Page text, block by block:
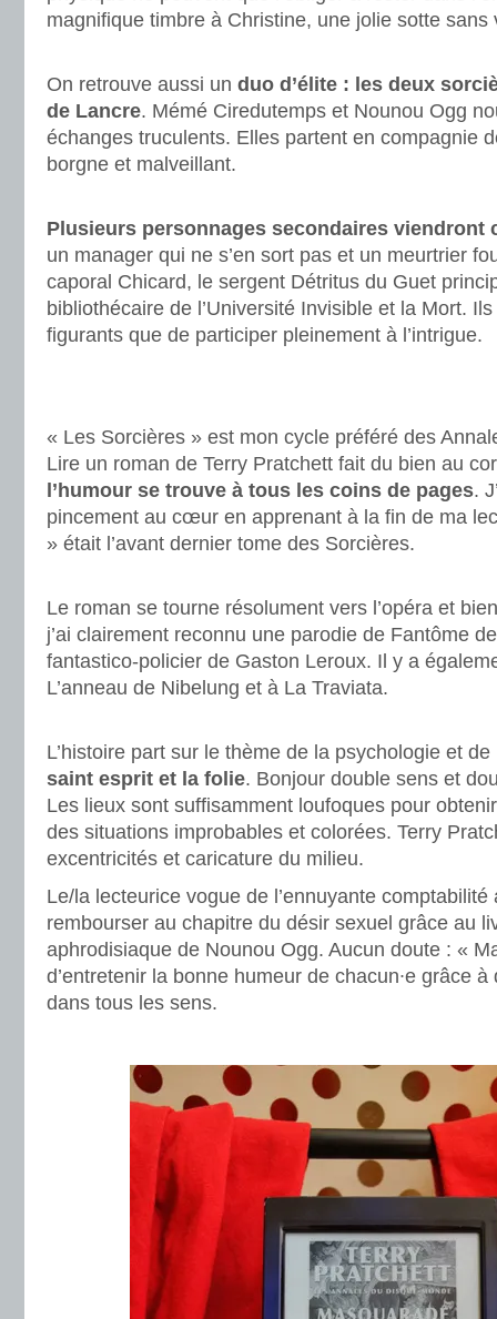
magnifique timbre à Christine, une jolie sotte sans
On retrouve aussi un duo d’élite : les deux
de Lancre. Mémé Ciredutemps et Nounou Ogg
échanges truculents. Elles partent en compagnie
borgne et malveillant.
Plusieurs personnages secondaires viendront
un manager qui ne s’en sort pas et un meurtrier
caporal Chicard, le sergent Détritus du Guet
bibliothécaire de l’Université Invisible et la Mort.
figurants que de participer pleinement à l’intrigue.
« Les Sorcières » est mon cycle préféré des
Lire un roman de Terry Pratchett fait du bien au
l’humour se trouve à tous les coins de pages.
pincement au cœur en apprenant à la fin de ma
» était l’avant dernier tome des Sorcières.
Le roman se tourne résolument vers l’opéra et
j’ai clairement reconnu une parodie de Fantôme
fantastico-policier de Gaston Leroux. Il y a
L’anneau de Nibelung et à La Traviata.
L’histoire part sur le thème de la psychologie et de
saint esprit et la folie. Bonjour double sens et
Les lieux sont suffisamment loufoques pour
des situations improbables et colorées. Terry
excentricités et caricature du milieu.
Le/la lecteurice vogue de l’ennuyante
rembourser au chapitre du désir sexuel grâce au
aphrodisiaque de Nounou Ogg. Aucun doute : «
d’entretenir la bonne humeur de chacun∙e grâce
dans tous les sens.